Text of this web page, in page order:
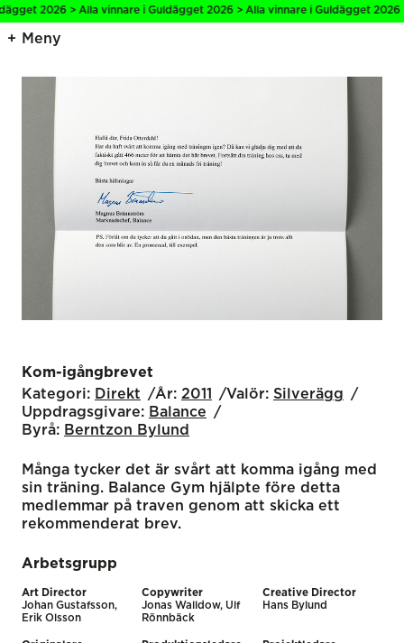
2026 > Alla vinnare i Guldägget 2026 > Alla vinnare i Guldägget
Meny
Kom-igångbrevet
Kategori: Direkt År: 2011 Valör: Silverägg
Uppdragsgivare: Balance
Byrå: Berntzon Bylund
Många tycker det är svårt att komma igång med
sin träning. Balance Gym hjälpte före detta
medlemmar på traven genom att skicka ett
rekommenderat brev.
Arbetsgrupp
Art Director
Johan Gustafsson,
Erik Olsson
Copywriter
Jonas Walldow, Ulf
Rönnbäck
Creative Director
Hans Bylund